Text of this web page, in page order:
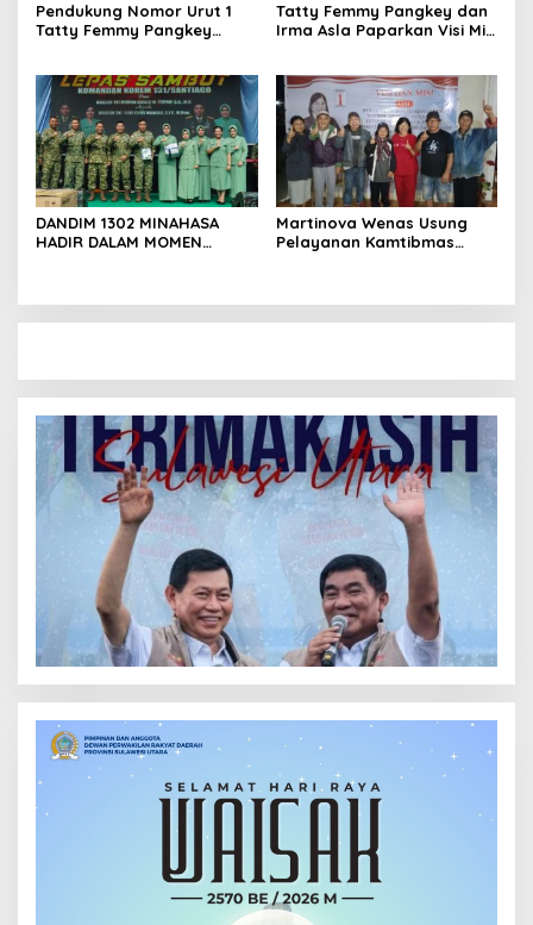
Pendukung Nomor Urut 1
Tatty Femmy Pangkey
Misi di Desa Waleure
Tatty Femmy Pangkey dan
Irma Asla Paparkan Visi Misi
Waleure
DANDIM 1302 MINAHASA
HADIR DALAM MOMEN
Martinova Wenas Usung
Pelayanan Kamtibmas